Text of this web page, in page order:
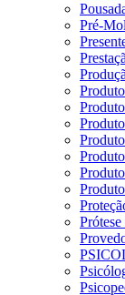
Pré-